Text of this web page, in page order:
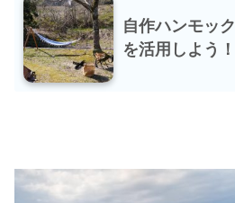
自作ハンモッ
を活用しよう！